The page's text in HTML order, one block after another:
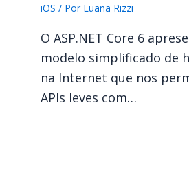
iOS / Por Luana Rizzi
O ASP.NET Core 6
modelo simplificado de
na Internet que nos
APIs leves com…